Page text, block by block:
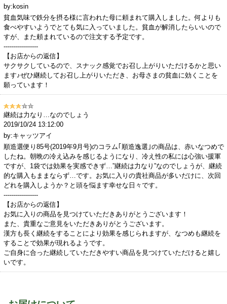
by:kosin
貧血気味で鉄分を摂る様に言われた母に頼まれて購入しました。何よりも
食べやすいようでとても気に入っていました。貧血が解消したらいいので
すが、また頼まれているので注文する予定です。
-----------------
【お店からの返信】
サクサクしているので、スナック感覚でお召し上がりいただけるかと思い
ます♪ぜひ継続してお召し上がりいただき、お母さまの貧血に効くことを
願っています！
継続は力なり…なのでしょう
2019/10/24 13:12:00
by:キャッツアイ
順造選便り85号(2019年9月号)のコラム｢順造逸選｣の商品は、赤いなつめで
したね。朝晩の冷え込みを感じるようになり、冷え性の私には心強い援軍
ですが、1袋では効果を実感できず…”継続は力なり”なのでしょうが、継続
的な購入もままならず…です。お気に入りの貴社商品が多いだけに、次回
どれを購入しようか？と頭を悩ます幸せな日々です。
-----------------
【お店からの返信】
お気に入りの商品を見つけていただきありがとうございます！
また、貴重なご意見をいただきありがとうございます。
漢方も長く継続をすることにより効果を感じられますが、なつめも継続を
することで効果が現れるようです。
ご自身に合った継続していただきやすい商品を見つけていただけると嬉し
いです。